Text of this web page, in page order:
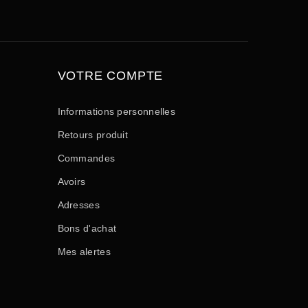
VOTRE COMPTE
Informations personnelles
Retours produit
Commandes
Avoirs
Adresses
Bons d'achat
Mes alertes